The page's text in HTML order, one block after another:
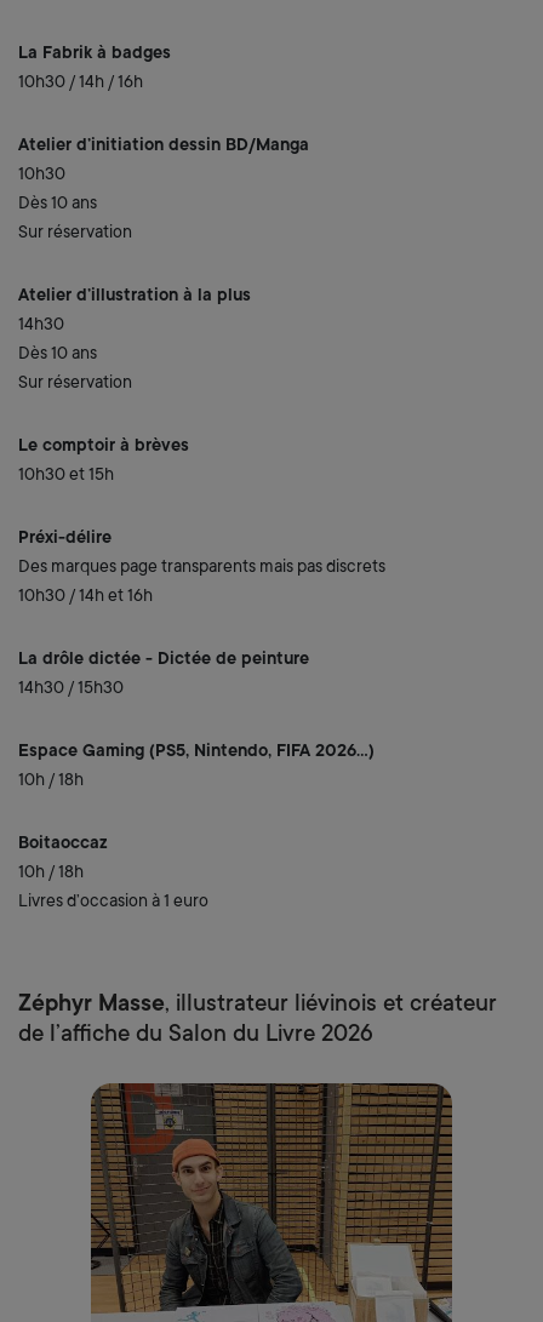
La Fabrik à badges
10h30 / 14h / 16h
Atelier d’initiation dessin BD/Manga
10h30
Dès 10 ans
Sur réservation
Atelier d’illustration à la plus
14h30
Dès 10 ans
Sur réservation
Le comptoir à brèves
10h30 et 15h
Préxi-délire
Des marques page transparents mais pas discrets
10h30 / 14h et 16h
La drôle dictée - Dictée de peinture
14h30 / 15h30
Espace Gaming (PS5, Nintendo, FIFA 2026…)
10h / 18h
Boitaoccaz
10h / 18h
Livres d’occasion à 1 euro
Zéphyr Masse, illustrateur liévinois et créateur
de l’affiche du Salon du Livre 2026
Zoom on